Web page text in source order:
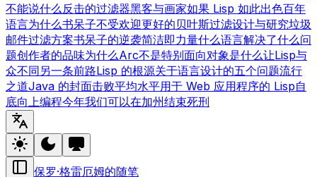
不能说什么反击的过滤器黑客与画家如果 Lisp 如此出色百年
语言为什么书呆子不受欢迎更好的贝叶斯过滤设计与研究垃圾
邮件过滤方案书呆子的逆袭简洁即力量什么语言解决了什么问
题创作者的品味为什么Arc不是特别面向对象是什么让Lisp与
众不同另一条前路Lisp 的根源关于语言设计的五个问题流行
之道Java 的封面击败平均水平用于 Web 应用程序的 Lisp自
底向上编程今年我们可以在加州结束死刑
保罗·格雷厄姆的随笔